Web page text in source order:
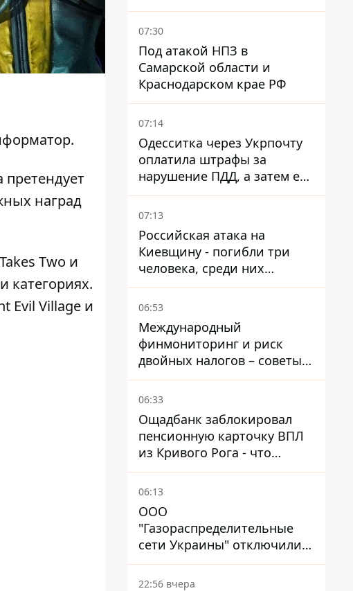
.
наград
Two и
категориях.
Evil Village и
время войны - Сергей Куюн
07:30
Под атакой НПЗ в
Самарской области и
Краснодарском крае РФ
07:14
Одесситка через Укрпочту
оплатила штрафы за
нарушение ПДД, а затем ее
счета заблокировали - в
чем причина и что решил
07:13
Российская атака на
Киевщину - погибли три
человека, среди них
ребенок 2022 года
рождения
06:53
Международный
финмониторинг и риск
двойных налогов – советы
украинцам в Польше
06:33
Ощадбанк заблокировал
пенсионную карточку ВПЛ
из Кривого Рога - что
решил суд
06:13
ООО
"Газораспределительные
сети Украины" отключили
львовянке газ - что решил
суд
22:56 вчера